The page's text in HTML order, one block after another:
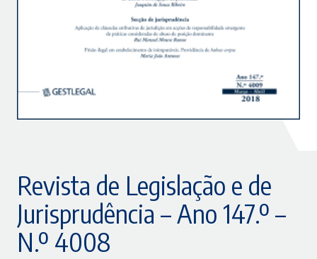
Revista de Legislação e de
Jurisprudência – Ano 147.º –
N.º 4008